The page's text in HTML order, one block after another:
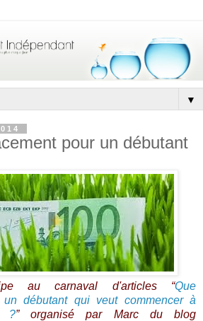
▼
pour un débutant
au carnaval d'articles “Que
un débutant qui veut commencer à
?” organisé par Marc du blog